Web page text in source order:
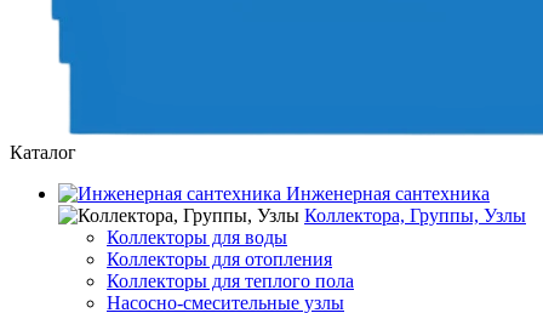
Каталог
Инженерная сантехника
Коллектора, Группы, Узлы
Коллекторы для воды
Коллекторы для отопления
Коллекторы для теплого пола
Насосно-смесительные узлы